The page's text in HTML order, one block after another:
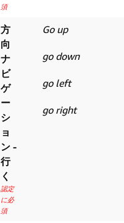
須
方
向
ナ
ビ
ゲ
ー
シ
ョ
ン -
行
く
認定
に必
須
Go up
go down
go left
go right